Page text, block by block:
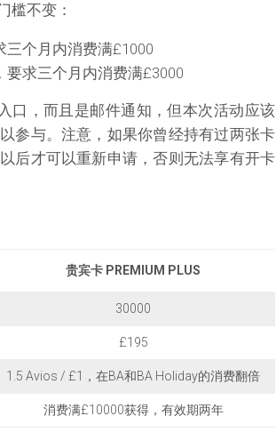
槛不变：
三个月内消费满£1000
要求三个月内消费满£3000
口，而且是邮件通知，但本次活动应该
参与。注意，如果你曾经持有过两张卡
以后才可以重新申请，否则无法享有开卡
贵宾卡 PREMIUM PLUS
30000
£195
1.5 Avios / £1，在BA和BA Holiday的消费翻倍
消费满£10000获得，有效期两年